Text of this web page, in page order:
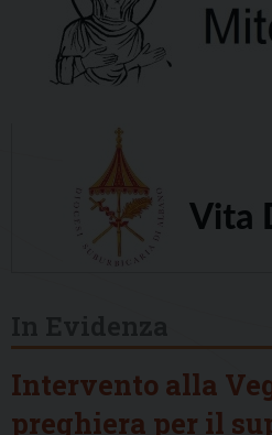
Intervento alla
preghiera per il